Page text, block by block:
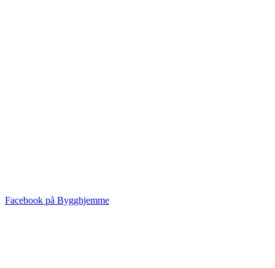
Facebook på Bygghjemme